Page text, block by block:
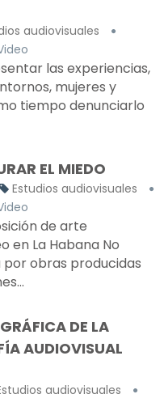
audiovisuales
las experiencias,
mujeres y
tiempo denunciarlo
EL MIEDO
Estudios audiovisuales
de arte
en La Habana No
obras producidas
DE LA
AUDIOVISUAL
audiovisuales